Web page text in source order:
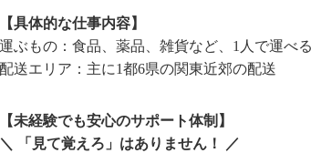
【具体的な仕事内容】
運ぶもの：食品、薬品、雑貨など、1人で運べ
配送エリア：主に1都6県の関東近郊の配送
【未経験でも安心のサポート体制】
＼ 「見て覚えろ」はありません！ ／